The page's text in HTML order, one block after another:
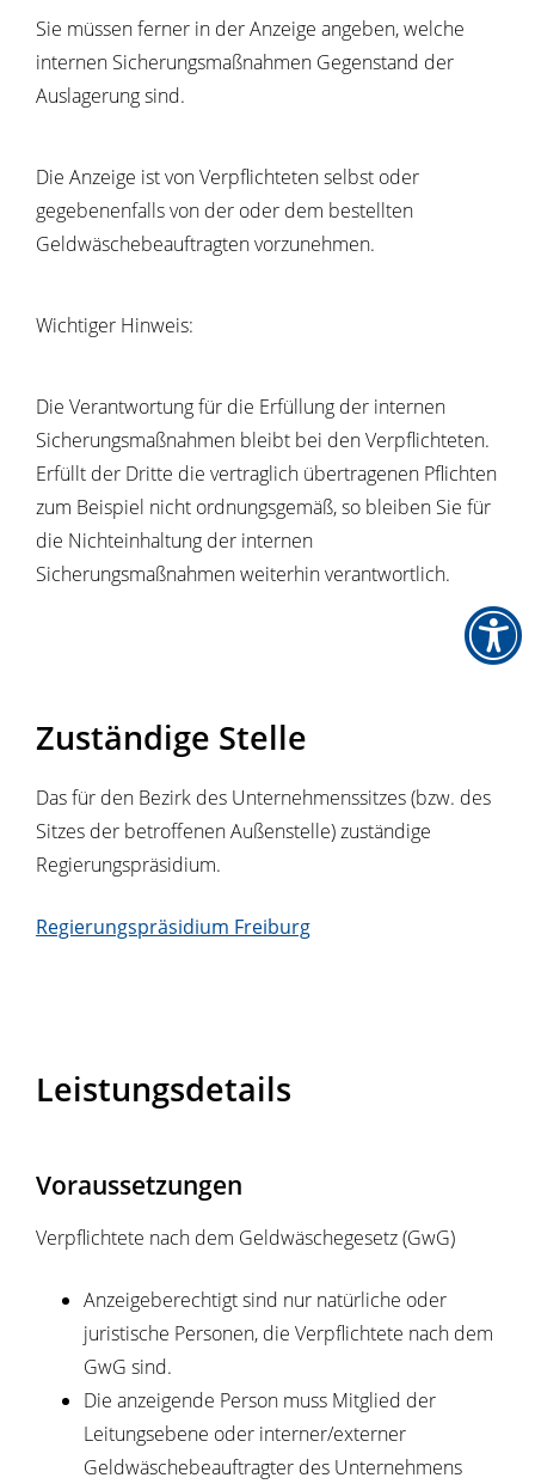
Sie müssen ferner in der Anzeige angeben, welche
internen Sicherungsmaßnahmen Gegenstand der
Auslagerung sind.
Die Anzeige ist von Verpflichteten selbst oder
gegebenenfalls von der oder dem bestellten
Geldwäschebeauftragten vorzunehmen.
Wichtiger Hinweis:
Die Verantwortung für die Erfüllung der internen
Sicherungsmaßnahmen bleibt bei den Verpflichteten.
Erfüllt der Dritte die vertraglich übertragenen Pflichten
zum Beispiel nicht ordnungsgemäß, so bleiben Sie für
die Nichteinhaltung der internen
Sicherungsmaßnahmen weiterhin verantwortlich.
Zuständige Stelle
Das für den Bezirk des Unternehmenssitzes (bzw. des
Sitzes der betroffenen Außenstelle) zuständige
Regierungspräsidium.
Regierungspräsidium Freiburg
Leistungsdetails
Voraussetzungen
Verpflichtete nach dem Geldwäschegesetz (GwG)
Anzeigeberechtigt sind nur natürliche oder
juristische Personen, die Verpflichtete nach dem
GwG sind.
Die anzeigende Person muss Mitglied der
Leitungsebene oder interner/externer
Geldwäschebeauftragter des Unternehmens